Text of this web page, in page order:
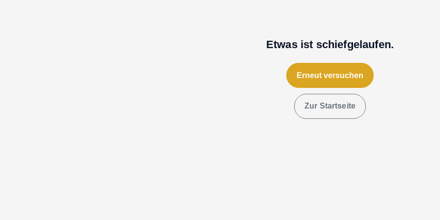
Etwas ist schiefgelaufen.
Erneut versuchen
Zur Startseite